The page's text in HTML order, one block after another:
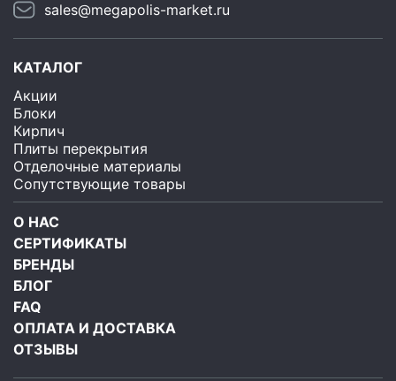
sales@megapolis-market.ru
КАТАЛОГ
Акции
Блоки
Кирпич
Плиты перекрытия
Отделочные материалы
Сопутствующие товары
О НАС
СЕРТИФИКАТЫ
БРЕНДЫ
БЛОГ
FAQ
ОПЛАТА И ДОСТАВКА
ОТЗЫВЫ